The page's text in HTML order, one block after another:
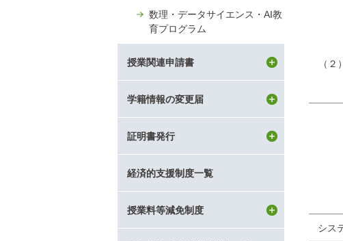
・人
・
・
（２
学群
シス
数理・データサイエンス・AI教
育プログラム
授業関連申請書
学籍情報の変更届
証明書発行
経済的支援制度一覧
授業料等減免制度